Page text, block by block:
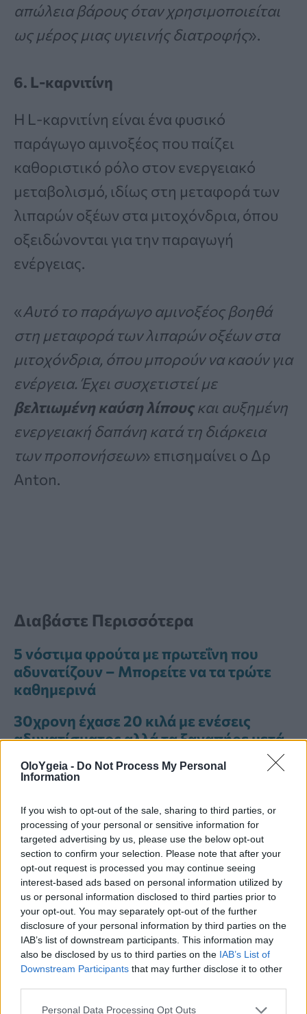
OloYgeia - Do Not Process My Personal
Information
If you wish to opt-out of the sale, sharing to third parties, or
processing of your personal or sensitive information for
targeted advertising by us, please use the below opt-out
section to confirm your selection. Please note that after your
opt-out request is processed you may continue seeing
interest-based ads based on personal information utilized by
us or personal information disclosed to third parties prior to
your opt-out. You may separately opt-out of the further
disclosure of your personal information by third parties on the
IAB’s list of downstream participants. This information may
also be disclosed by us to third parties on the IAB’s List of
Downstream Participants that may further disclose it to other
Personal Data Processing Opt Outs
απώλεια βάρους όταν χρησιμοποιείται
ως μέρος μιας υγιεινής διατροφής».
6. L-καρνιτίνη
Η L-καρνιτίνη είναι ένα φυσικό
παράγωγο αμινοξέος που παίζει
καθοριστικό ρόλο στον ενεργειακό
μεταβολισμό, ιδίως στη μεταφορά των
λιπαρών οξέων στα μιτοχόνδρια, όπου
οξειδώνονται για την παραγωγή
ενέργειας.
«Αυτό το παράγωγο αμινοξέος βοηθά
στη μεταφορά των λιπαρών οξέων στα
μιτοχόνδρια, όπου μπορούν να καούν για
ενέργεια. Έχει συσχετιστεί με
βελτιωμένη καύση λίπουςκαι αυξημένη
ενεργειακή δαπάνη κατά τη διάρκεια
των προπονήσεων» επισημαίνει ο Δρ
Anton.
Διαβάστε Περισσότερα
5 νόστιμα φρούτα με πρωτεΐνη που
αδυνατίζουν – Μπορείτε να τα τρώτε
καθημερινά
30χρονη έχασε 20 κιλά με ενέσεις
αδυνατίσματος αλλά τα ξαναπήρε μετά
έκανα»
Απώλεια βάρους: Ο Νο1 υδατάνθρακας
που αδυνατίζει
GLP-1: Οι γυναίκες που κάνουν ενέσεις
αδυνατίσματος έχουν περισσότερες
πιθανότητες να βρουν δουλειά και
σύντροφο – Μελέτη του Harvard
ΑΠΏΛΕΙΑ ΒΆΡΟΥΣ ΆΣΚΗΣΗ ΚΑΦΕΙΝΗ